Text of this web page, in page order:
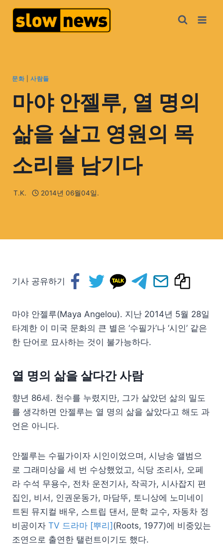
문화| 사람들
마야 안젤루, 열 명의
삶을 살고 영원의 목
소리를 남기다
T.K. 2014년 06월04일.
기사 공유하기
마야 안젤루(Maya Angelou). 지난 2014년 5월 28일
타계한 이 미국 문화의 큰 별은 ‘수필가’나 ‘시인’ 같은
한 단어로 묘사하는 것이 불가능하다.
열 명의 삶을 살다간 사람
향년 86세. 천수를 누렸지만, 그가 살았던 삶의 밀도
를 생각하면 안젤루는 열 명의 삶을 살았다고 해도 과
언은 아니다.
안젤루는 수필가이자 시인이었으며, 시낭송 앨범으
로 그래미상을 세 번 수상했었고, 식당 조리사, 오페
라 수석 무용수, 전차 운전기사, 작곡가, 시사잡지 편
집인, 비서, 인권운동가, 마담뚜, 토니상에 노미네이
트된 뮤지컬 배우, 스트립 댄서, 문학 교수, 자동차 정
비공이자 TV 드라마 [뿌리] (Roots, 1977)에 비중있는
조연으로 출연한 탤런트이기도 했다.